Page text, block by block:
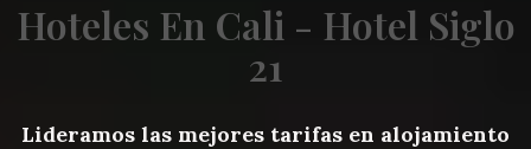
Hoteles En Cali - Hotel Siglo
21
Lideramos las mejores tarifas en alojamiento